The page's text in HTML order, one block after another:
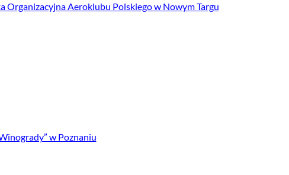
Organizacyjna Aeroklubu Polskiego w Nowym Targu
w Poznaniu